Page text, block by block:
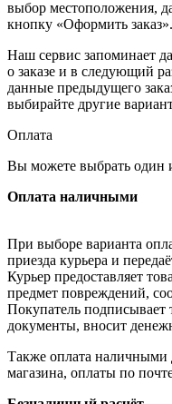
выбор местоположения,
кнопку «Оформить заказ».
Наш сервис запоминает
о заказе и в следующий
данные предыдущего
выбирайте другие
Оплата
Вы можете выбрать один
Оплата наличными
При выборе варианта
приезда курьера и
Курьер предоставляет
предмет повреждений,
Покупатель подписывает
документы, вносит
Также оплата наличными
магазина, оплаты по